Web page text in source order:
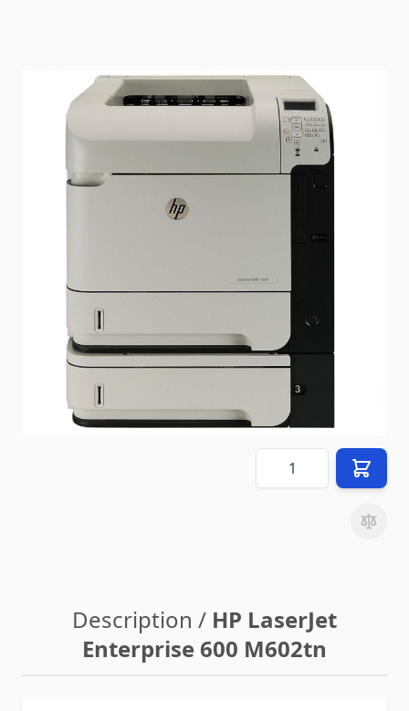
État: Reconditionné par le vendeur
Délai de livraison
2-3 jours
Mode d'expédition: Paquet
299,00 €
hors8,90 €frais de livraison(vers
Quantité
Description / HP LaserJet
Enterprise 600 M602tn